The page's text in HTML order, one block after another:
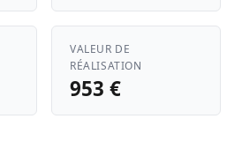
VALEUR DE
RÉALISATION
953 €